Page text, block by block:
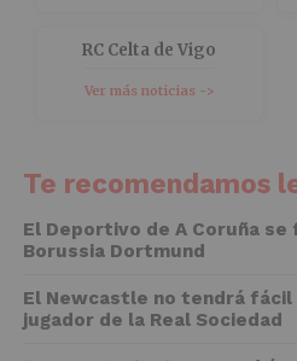
RC Celta de Vigo
Ver más noticias ->
Te recomendamos
El Deportivo de A Coruña se
Borussia Dortmund
El Newcastle no tendrá
jugador de la Real Sociedad